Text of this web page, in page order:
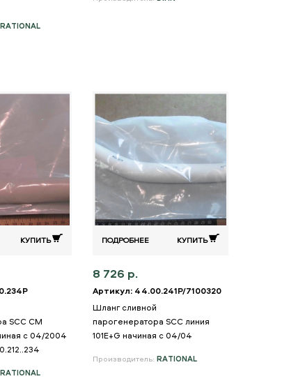
RATIONAL
КУПИТЬ
SCC CM
с 04/2004
RATIONAL
ПОДРОБНЕЕ КУПИТЬ
8 726 р.
Артикул: 44.00.241P/7100320
Шланг сливной
парогенератора SCC линия
101E+G начиная с 04/04
Производитель: RATIONAL